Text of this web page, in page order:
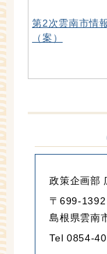
第2次雲南市情
（案）
政策企画部
〒699-1392
島根県雲南
Tel 0854-